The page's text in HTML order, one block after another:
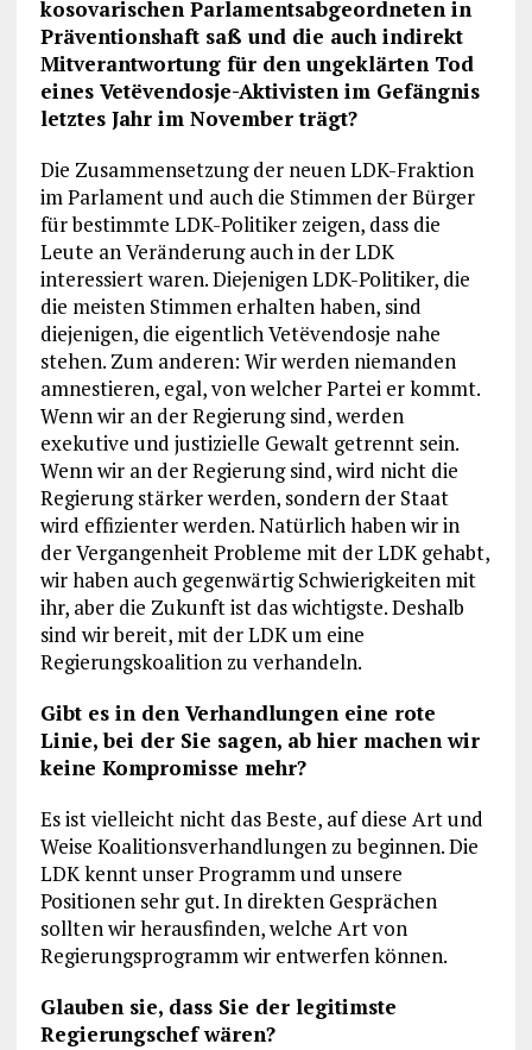
kosovarischen Parlamentsabgeordneten in
Präventionshaft saß und die auch indirekt
Mitverantwortung für den ungeklärten Tod
eines Vetëvendosje-Aktivisten im Gefängnis
letztes Jahr im November trägt?
Die Zusammensetzung der neuen LDK-Fraktion
im Parlament und auch die Stimmen der Bürger
für bestimmte LDK-Politiker zeigen, dass die
Leute an Veränderung auch in der LDK
interessiert waren. Diejenigen LDK-Politiker, die
die meisten Stimmen erhalten haben, sind
diejenigen, die eigentlich Vetëvendosje nahe
stehen. Zum anderen: Wir werden niemanden
amnestieren, egal, von welcher Partei er kommt.
Wenn wir an der Regierung sind, werden
exekutive und justizielle Gewalt getrennt sein.
Wenn wir an der Regierung sind, wird nicht die
Regierung stärker werden, sondern der Staat
wird effizienter werden. Natürlich haben wir in
der Vergangenheit Probleme mit der LDK gehabt,
wir haben auch gegenwärtig Schwierigkeiten mit
ihr, aber die Zukunft ist das wichtigste. Deshalb
sind wir bereit, mit der LDK um eine
Regierungskoalition zu verhandeln.
Gibt es in den Verhandlungen eine rote
Linie, bei der Sie sagen, ab hier machen wir
keine Kompromisse mehr?
Es ist vielleicht nicht das Beste, auf diese Art und
Weise Koalitionsverhandlungen zu beginnen. Die
LDK kennt unser Programm und unsere
Positionen sehr gut. In direkten Gesprächen
sollten wir herausfinden, welche Art von
Regierungsprogramm wir entwerfen können.
Glauben sie, dass Sie der legitimste
Regierungschef wären?